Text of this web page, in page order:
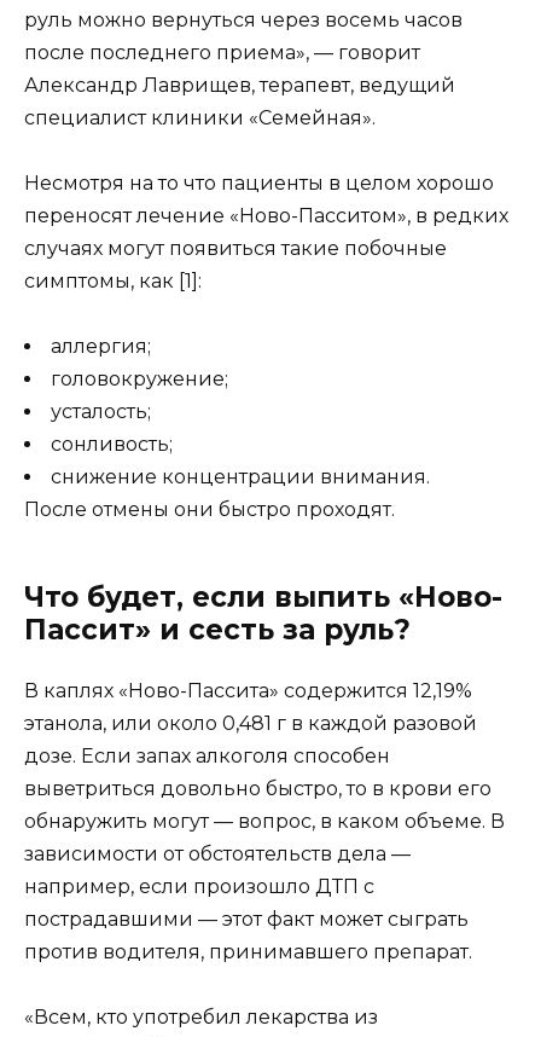
руль можно вернуться через восемь часов
после последнего приема», — говорит
Александр Лаврищев, терапевт, ведущий
специалист клиники «Семейная».
Несмотря на то что пациенты в целом хорошо
переносят лечение «Ново-Пасситом», в редких
случаях могут появиться такие побочные
симптомы, как [1]:
аллергия;
головокружение;
усталость;
сонливость;
снижение концентрации внимания.
После отмены они быстро проходят.
Что будет, если выпить «Ново-
Пассит» и сесть за руль?
В каплях «Ново-Пассита» содержится 12,19%
этанола, или около 0,481 г в каждой разовой
дозе. Если запах алкоголя способен
выветриться довольно быстро, то в крови его
обнаружить могут — вопрос, в каком объеме. В
зависимости от обстоятельств дела —
например, если произошло ДТП с
пострадавшими — этот факт может сыграть
против водителя, принимавшего препарат.
«Всем, кто употребил лекарства из